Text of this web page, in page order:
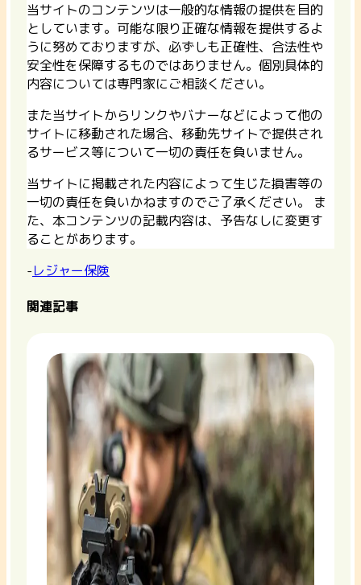
当サイトのコンテンツは一般的な情報の提供を目的
としています。可能な限り正確な情報を提供するよ
うに努めておりますが、必ずしも正確性、合法性や
安全性を保障するものではありません。個別具体的
内容については専門家にご相談ください。
また当サイトからリンクやバナーなどによって他の
サイトに移動された場合、移動先サイトで提供され
るサービス等について一切の責任を負いません。
当サイトに掲載された内容によって生じた損害等の
一切の責任を負いかねますのでご了承ください。 ま
た、本コンテンツの記載内容は、予告なしに変更す
ることがあります。
-レジャー保険
関連記事